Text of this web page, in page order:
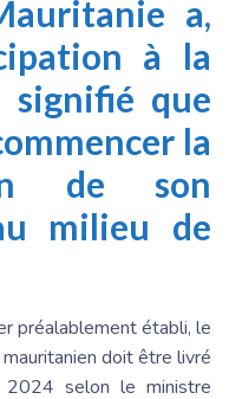
a,
à la
signifié que
la
de son
milieu de
préalablement établi, le
doit être livré
selon le ministre